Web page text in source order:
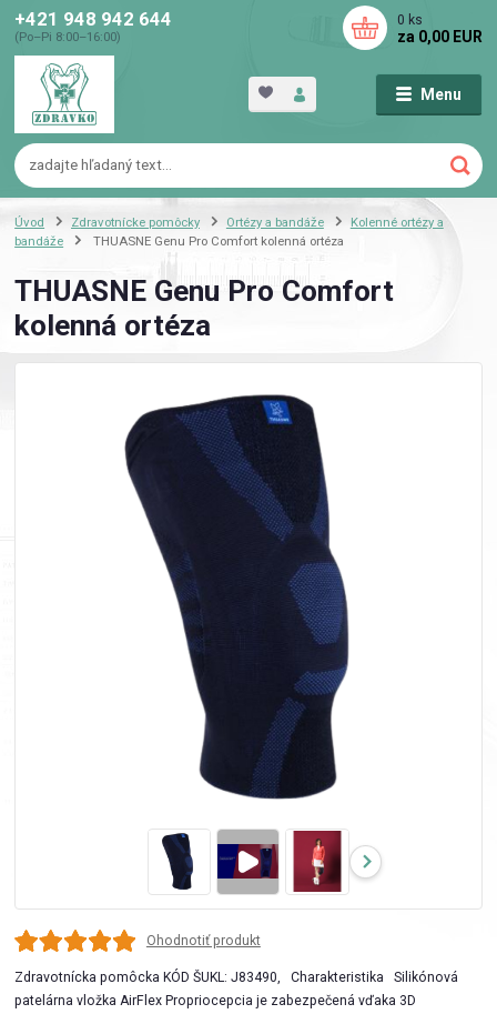
Menu
+421 948 942 644
(Po–Pi 8:00–16:00)
0 ks
za 0,00 EUR
Úvod Zdravotnícke pomôcky Ortézy a bandáže
Kolenné ortézy a
bandáže
THUASNE Genu Pro Comfort kolenná ortéza
THUASNE Genu Pro Comfort
kolenná ortéza
Ohodnotiť produkt
Zdravotnícka pomôcka KÓD ŠUKL: J83490, Charakteristika Silikónová
patelárna vložka AirFlex Propriocepcia je zabezpečená vďaka 3D